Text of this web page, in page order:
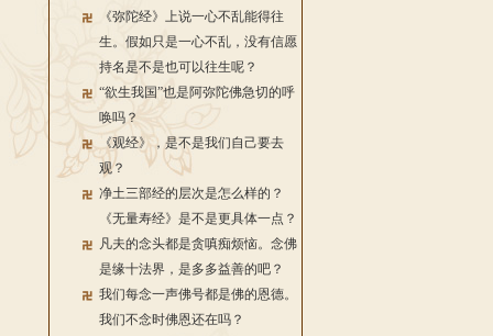
《弥陀经》上说一心不乱能得往
生。假如只是一心不乱，没有信愿
持名是不是也可以往生呢？
“欲生我国”也是阿弥陀佛急切的呼
唤吗？
《观经》，是不是我们自己要去
观？
净土三部经的层次是怎么样的？
《无量寿经》是不是更具体一点？
凡夫的念头都是贪嗔痴烦恼。念佛
是缘十法界，是多多益善的吧？
我们每念一声佛号都是佛的恩德。
我们不念时佛恩还在吗？